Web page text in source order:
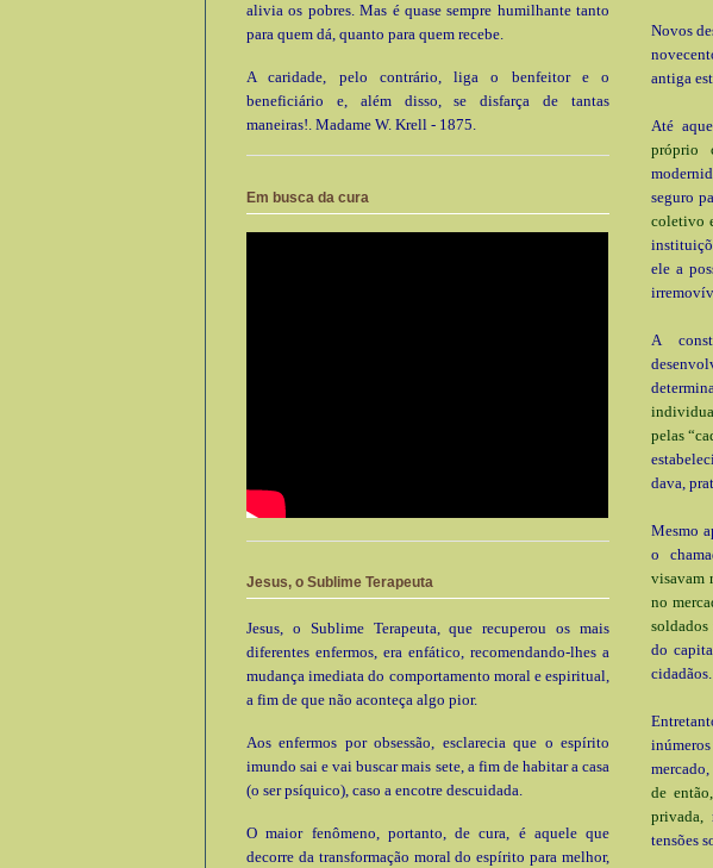
Novos
antiga
Até
próprio
seguro
coletivo
ele a
A
pelas
dava,
Mesmo
o
visavam
no
soldados
do
cidadãos.
de
privada,
tensões
alivia os pobres. Mas é quase sempre humilhante tanto
para quem dá, quanto para quem recebe.
A caridade, pelo contrário, liga o benfeitor e o
beneficiário e, além disso, se disfarça de tantas
maneiras!. Madame W. Krell - 1875.
Em busca da cura
Jesus, o Sublime Terapeuta
Jesus, o Sublime Terapeuta, que recuperou os mais
diferentes enfermos, era enfático, recomendando-lhes a
mudança imediata do comportamento moral e espiritual,
a fim de que não aconteça algo pior.
Aos enfermos por obsessão, esclarecia que o espírito
imundo sai e vai buscar mais sete, a fim de habitar a casa
(o ser psíquico), caso a encotre descuidada.
O maior fenômeno, portanto, de cura, é aquele que
decorre da transformação moral do espírito para melhor,